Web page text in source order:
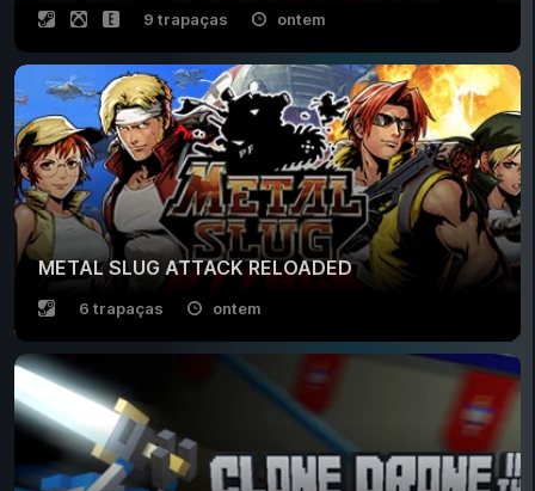
9 trapaças ontem
METAL SLUG ATTACK RELOADED
6 trapaças ontem